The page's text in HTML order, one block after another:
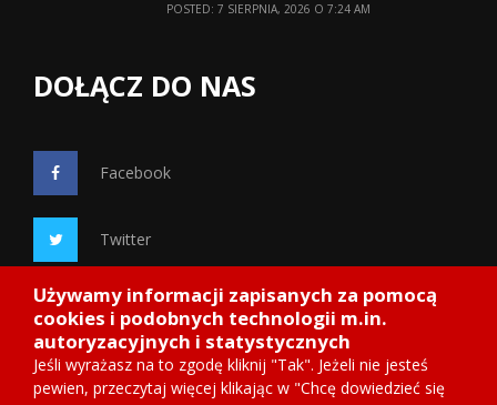
POSTED: 7 SIERPNIA, 2026 O 7:24 AM
DOŁĄCZ DO NAS
Facebook
Twitter
Google+
Używamy informacji zapisanych za pomocą
cookies i podobnych technologii m.in.
autoryzacyjnych i statystycznych
Jeśli wyrażasz na to zgodę kliknij "Tak". Jeżeli nie jesteś
pewien, przeczytaj więcej klikając w "Chcę dowiedzieć się